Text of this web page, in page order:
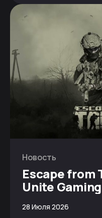
Новость
Escape from
Unite
28 Июля 2026